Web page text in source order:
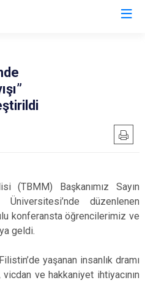
(TBMM) Başkanımız Sayın
düzenlenen
konferansta öğrencilerimiz ve
geldi.
yaşanan insanlık dramı
ve hakkaniyet ihtiyacının